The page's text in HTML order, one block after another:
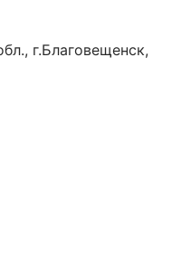
г.Благовещенск,